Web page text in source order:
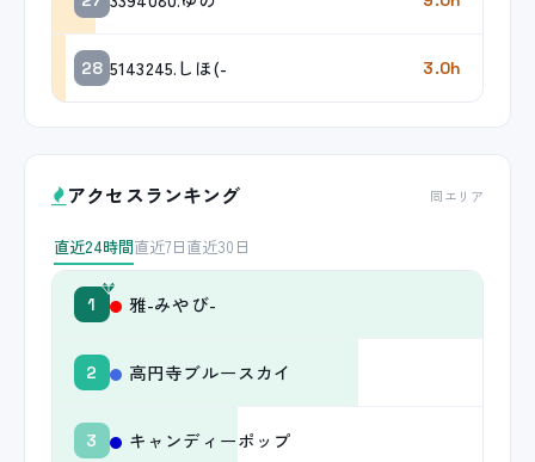
28 5143245.しほ(- 3.0h
アクセスランキング 同エリア
直近24時間直近7日直近30日
1 雅-みやび-
2 高円寺ブルースカイ
3 キャンディーポップ